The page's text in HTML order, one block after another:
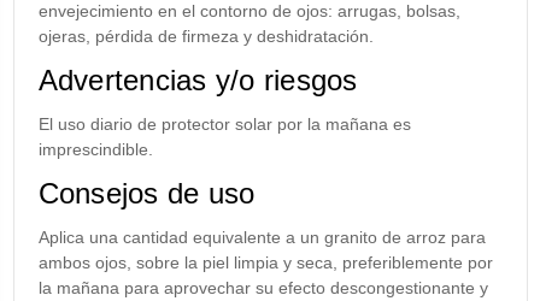
envejecimiento en el contorno de ojos: arrugas, bolsas,
ojeras, pérdida de firmeza y deshidratación.
Advertencias y/o riesgos
El uso diario de protector solar por la mañana es
imprescindible.
Consejos de uso
Aplica una cantidad equivalente a un granito de arroz para
ambos ojos, sobre la piel limpia y seca, preferiblemente por
la mañana para aprovechar su efecto descongestionante y